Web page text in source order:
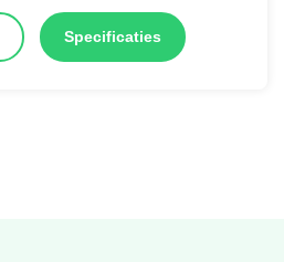
Specificaties